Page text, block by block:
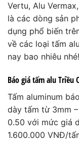
Vertu, Alu
là các dòng sản
dụng phổ biến
về các loại tấm
nay bao nhiêu nhé!
Báo giá tấm alu Triều
Tấm aluminum
dày tấm từ 3mm
0.50 với mức giá
1.600.000 VNĐ/